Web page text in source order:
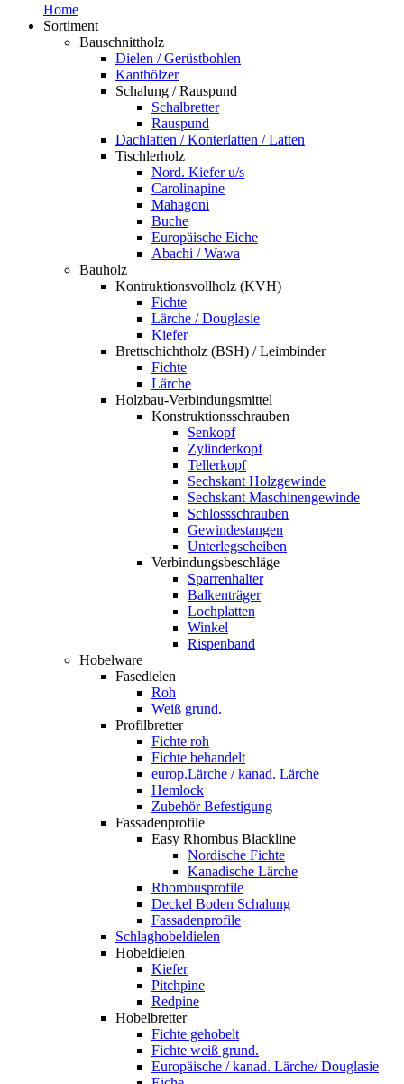
Home
Sortiment
Bauschnittholz
Dielen / Gerüstbohlen
Kanthölzer
Schalung / Rauspund
Schalbretter
Rauspund
Dachlatten / Konterlatten / Latten
Tischlerholz
Nord. Kiefer u/s
Carolinapine
Mahagoni
Buche
Europäische Eiche
Abachi / Wawa
Bauholz
Kontruktionsvollholz (KVH)
Fichte
Lärche / Douglasie
Kiefer
Brettschichtholz (BSH) / Leimbinder
Fichte
Lärche
Holzbau-Verbindungsmittel
Konstruktionsschrauben
Senkopf
Zylinderkopf
Tellerkopf
Sechskant Holzgewinde
Sechskant Maschinengewinde
Schlossschrauben
Gewindestangen
Unterlegscheiben
Verbindungsbeschläge
Sparrenhalter
Balkenträger
Lochplatten
Winkel
Rispenband
Hobelware
Fasedielen
Roh
Weiß grund.
Profilbretter
Fichte roh
Fichte behandelt
europ.Lärche / kanad. Lärche
Hemlock
Zubehör Befestigung
Fassadenprofile
Easy Rhombus Blackline
Nordische Fichte
Kanadische Lärche
Rhombusprofile
Deckel Boden Schalung
Fassadenprofile
Schlaghobeldielen
Hobeldielen
Kiefer
Pitchpine
Redpine
Hobelbretter
Fichte gehobelt
Fichte weiß grund.
Europäische / kanad. Lärche/ Douglasie